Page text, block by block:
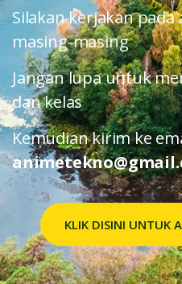
Silakan kerjakan
masing-masing
Jangan lupa untuk
dan kelas
Kemudian kirim ke
KLIK DISINI UNTUK